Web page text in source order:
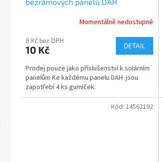
Momentálně nedostupné
8 Kč bez DPH
10 Kč DETAIL
Prodej pouze jako příslušenství k solárním
panelům Ke každému panelu DAH jsou
zapotřebí 4 ks gumiček.
Kód: 14562192